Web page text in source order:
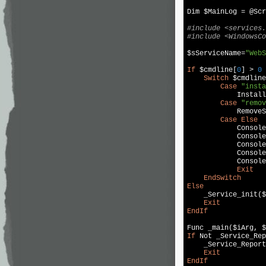
Dim $MainLog =
#include
#include
$sServiceName=
If $cmdline[0] > 0
Switch
Case
Case
Case Else
Exit
EndSwitch
Else
Exit
EndIf
If Not
Exit
EndIf